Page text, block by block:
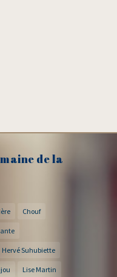
de la
Chouf
Hervé Suhubiette
Lise Martin